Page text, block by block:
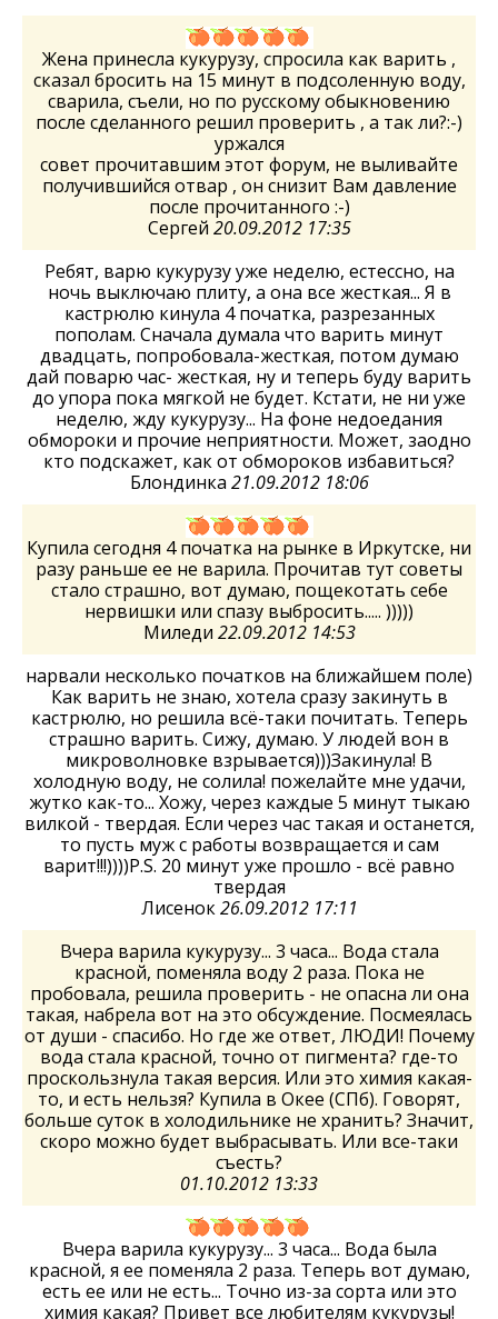
Жена принесла кукурузу, спросила как варить ,
сказал бросить на 15 минут в подсоленную воду,
сварила, съели, но по русскому обыкновению
после сделанного решил проверить , а так ли?:-)
уржался
совет прочитавшим этот форум, не выливайте
получившийся отвар , он снизит Вам давление
после прочитанного :-)
Сергей 20.09.2012 17:35
Ребят, варю кукурузу уже неделю, естессно, на
ночь выключаю плиту, а она все жесткая... Я в
кастрюлю кинула 4 початка, разрезанных
пополам. Сначала думала что варить минут
двадцать, попробовала-жесткая, потом думаю
дай поварю час- жесткая, ну и теперь буду варить
до упора пока мягкой не будет. Кстати, не ни уже
неделю, жду кукурузу... На фоне недоедания
обмороки и прочие неприятности. Может, заодно
кто подскажет, как от обмороков избавиться?
Блондинка 21.09.2012 18:06
Купила сегодня 4 початка на рынке в Иркутске, ни
разу раньше ее не варила. Прочитав тут советы
стало страшно, вот думаю, пощекотать себе
нервишки или спазу выбросить..... )))))
Миледи 22.09.2012 14:53
нарвали несколько початков на ближайшем поле)
Как варить не знаю, хотела сразу закинуть в
кастрюлю, но решила всё-таки почитать. Теперь
страшно варить. Сижу, думаю. У людей вон в
микроволновке взрывается)))Закинула! В
холодную воду, не солила! пожелайте мне удачи,
жутко как-то... Хожу, через каждые 5 минут тыкаю
вилкой - твердая. Если через час такая и останется,
то пусть муж с работы возвращается и сам
варит!!!))))P.S. 20 минут уже прошло - всё равно
твердая
Лисенок26.09.2012 17:11
Вчера варила кукурузу... 3 часа... Вода стала
красной, поменяла воду 2 раза. Пока не
пробовала, решила проверить - не опасна ли она
такая, набрела вот на это обсуждение. Посмеялась
от души - спасибо. Но где же ответ, ЛЮДИ! Почему
вода стала красной, точно от пигмента? где-то
проскользнула такая версия. Или это химия какая-
то, и есть нельзя? Купила в Окее (СПб). Говорят,
больше суток в холодильнике не хранить? Значит,
скоро можно будет выбрасывать. Или все-таки
съесть?
01.10.2012 13:33
Вчера варила кукурузу... 3 часа... Вода была
красной, я ее поменяла 2 раза. Теперь вот думаю,
есть ее или не есть... Точно из-за сорта или это
химия какая? Привет все любителям кукурузы!